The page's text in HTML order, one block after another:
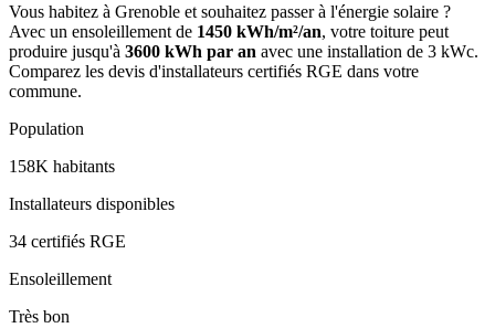
Vous habitez à Grenoble et souhaitez passer à l'énergie solaire ?
Avec un ensoleillement de 1450 kWh/m²/an, votre toiture peut
produire jusqu'à 3600 kWh par an avec une installation de 3 kWc.
Comparez les devis d'installateurs certifiés RGE dans votre
commune.
Population
158K habitants
Installateurs disponibles
34 certifiés RGE
Ensoleillement
Très bon